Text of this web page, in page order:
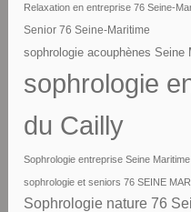
Relaxation en entreprise 76 Seine-
Senior 76 Seine-Maritime
sophrologie acouphènes Seine
sophrologie
du Cailly
Sophrologie entreprise Seine
sophrologie et seniors 76 SEINE
Sophrologie nature 76